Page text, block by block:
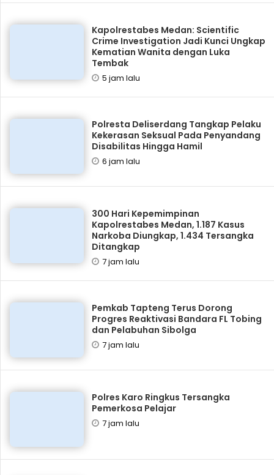
Kapolrestabes Medan: Scientific
Crime Investigation Jadi Kunci Ungkap
Kematian Wanita dengan Luka
Tembak
5 jam lalu
Polresta Deliserdang Tangkap Pelaku
Kekerasan Seksual Pada Penyandang
Disabilitas Hingga Hamil
6 jam lalu
300 Hari Kepemimpinan
Kapolrestabes Medan, 1.187 Kasus
Narkoba Diungkap, 1.434 Tersangka
Ditangkap
7 jam lalu
Pemkab Tapteng Terus Dorong
Progres Reaktivasi Bandara FL Tobing
dan Pelabuhan Sibolga
7 jam lalu
Polres Karo Ringkus Tersangka
Pemerkosa Pelajar
7 jam lalu